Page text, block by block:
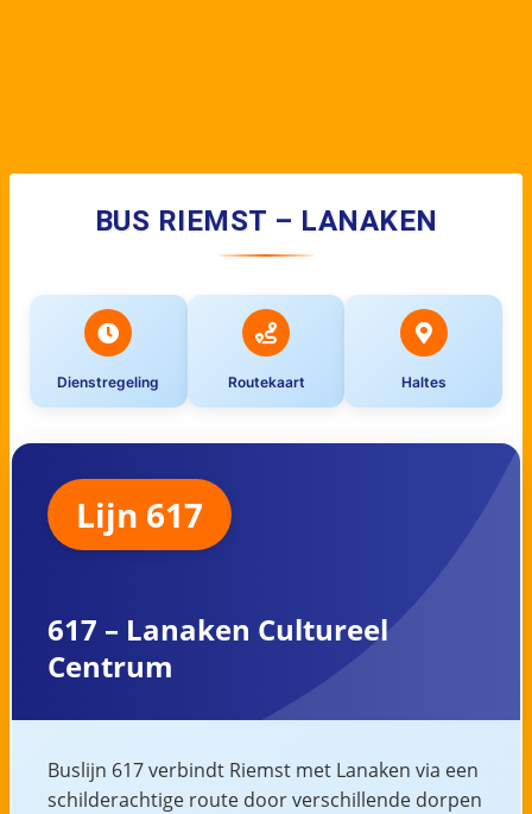
BUS RIEMST – LANAKEN
Dienstregeling Routekaart Haltes
Lijn 617
617 – Lanaken Cultureel
Centrum
Buslijn 617 verbindt Riemst met Lanaken via een
schilderachtige route door verschillende dorpen